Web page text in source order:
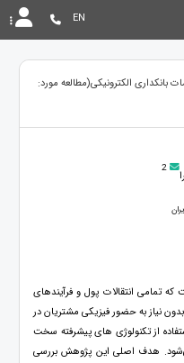
EN
بانکداری الکترونیکی(مطالعه مورد:
2
که تمامی انتقالات پول و فرآیندهای
نیاز به حضور فیزیکی مشتریان در
از تکنولوژی های پیشرفته سخت
می‌شود. هدف اصلی این پژوهش بررسی